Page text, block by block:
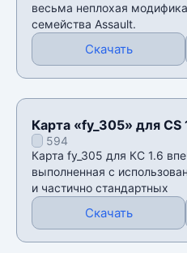
весьма неплохая
семейства Assault.
Скачать
Карта «fy_305» для CS
594
Карта fy_305 для КС 1.6
выполненная с
и частично стандартных
Скачать